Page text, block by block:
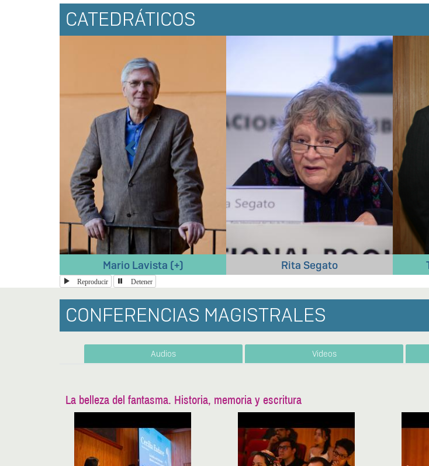
CATEDRÁTICOS
Rita Segato Tomás Eloy Martínez
Previous
Reproducir Detener
CONFERENCIAS MAGISTRALES
Audios Videos
La belleza del fantasma. Historia, memoria y escritura